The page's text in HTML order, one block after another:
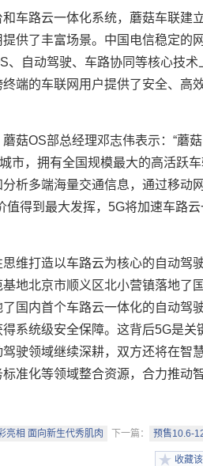
路云一体化系统，蘑菇车联建
供了丰富场景。中国电信稳定的
、自动驾驶、车路协同等核心技
端的车联网用户提供了安全、高
OS部总经理邓志伟表示：“蘑
市，拥有全国规模最大的高活跃
析多端海量交通信息，通过移动
值得到最大发挥，5G将加速车路
打造以车路云为核心的自动驾
地北京市顺义区北小营镇落地了
国内首个车路云一体化的自动驾
系统级安全保障。这背后5G是
驶领域继续深耕，双方还将在智
准化等领域整合资源，合力推动
亮相 面向新生代秀肌肉 下一篇： 预售10.6-
收藏